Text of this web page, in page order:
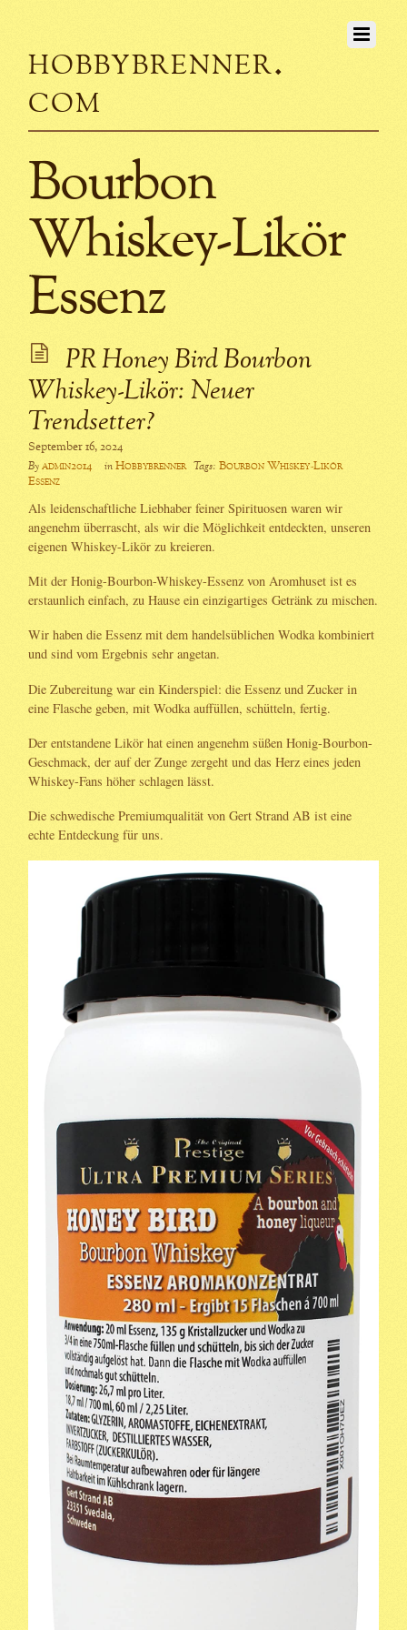
hobbybrenner.
com
Bourbon
Whiskey-Likör
Essenz
PR Honey Bird Bourbon
Whiskey-Likör: Neuer
Trendsetter?
September 16, 2024
Byadmin2014 inHobbybrenner Tags: Bourbon Whiskey-Likör
Essenz
Als leidenschaftliche Liebhaber feiner Spirituosen waren wir
angenehm überrascht, als wir die Möglichkeit entdeckten, unseren
eigenen Whiskey-Likör zu kreieren.
Mit der Honig-Bourbon-Whiskey-Essenz von Aromhuset ist es
erstaunlich einfach, zu Hause ein einzigartiges Getränk zu mischen.
Wir haben die Essenz mit dem handelsüblichen Wodka kombiniert
und sind vom Ergebnis sehr angetan.
Die Zubereitung war ein Kinderspiel: die Essenz und Zucker in
eine Flasche geben, mit Wodka auffüllen, schütteln, fertig.
Der entstandene Likör hat einen angenehm süßen Honig-Bourbon-
Geschmack, der auf der Zunge zergeht und das Herz eines jeden
Whiskey-Fans höher schlagen lässt.
Die schwedische Premiumqualität von Gert Strand AB ist eine
echte Entdeckung für uns.